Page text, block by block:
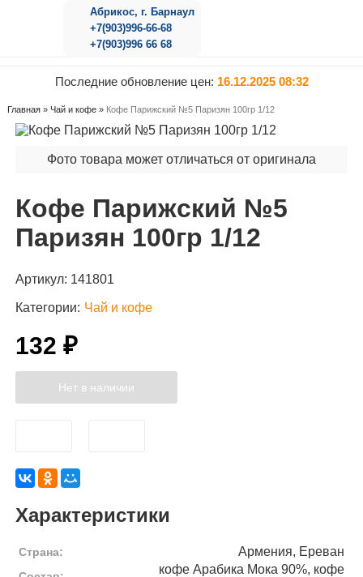
Абрикос, г. Барнаул
+7(903)996-66-68
+7(903)996 66 68
Последние обновление цен: 16.12.2025 08:32
Главная» Чай и кофе» Кофе Парижский №5 Паризян 100гр 1/12
Фото товара может отличаться от оригинала
Кофе Парижский №5
Паризян 100гр 1/12
Артикул: 141801
Категории: Чай и кофе
132 ₽
Нет в наличии
Характеристики
Страна: Армения, Ереван
кофе Арабика Мока 90%, кофе